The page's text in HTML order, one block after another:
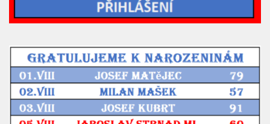
Zápasy SD 2026/27
Realizační tým
Zápasy
Ml. dorost
Zápasy MD